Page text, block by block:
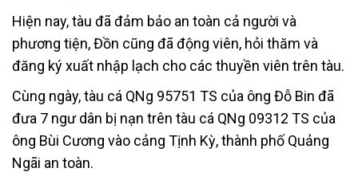
Hiện nay, tàu đã đảm bảo an toàn cả người và
phương tiện, Đồn cũng đã động viên, hỏi thăm và
đăng ký xuất nhập lạch cho các thuyền viên trên tàu.
Cùng ngày, tàu cá QNg 95751 TS của ông Đỗ Bin đã
đưa 7 ngư dân bị nạn trên tàu cá QNg 09312 TS của
ông Bùi Cương vào cảng Tịnh Kỳ, thành phố Quảng
Ngãi an toàn.